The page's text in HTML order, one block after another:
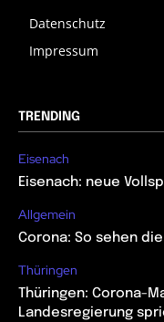
Datenschutz
Impressum
TRENDING
Eisenach
Eisenach: neue
Allgemein
Corona: So sehen
Thüringen
Thüringen: Corona-
Landesregierung